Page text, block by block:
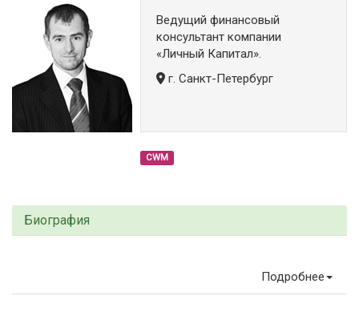
Ведущий финансовый
консультант компании
«Личный Капитал».
г. Санкт-Петербург
CWM
Биография
Подробнее